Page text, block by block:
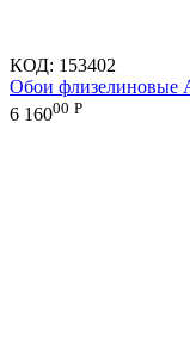
КОД: 153402
Обои флизелиновые
6 16000 Р